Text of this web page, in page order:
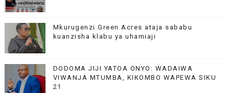
Mkurugenzi Green Acres ataja sababu
kuanzisha klabu ya uhamiaji
DODOMA JIJI YATOA ONYO: WADAIWA
VIWANJA MTUMBA, KIKOMBO WAPEWA SIKU
21